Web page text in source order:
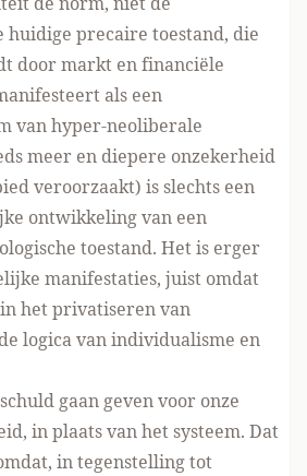
huidige precaire toestand, die
door markt en financiële
als een
van hyper-neoliberale
meer en diepere onzekerheid
veroorzaakt) is slechts een
ontwikkeling van een
toestand. Het is erger
manifestaties, juist omdat
het privatiseren van
logica van individualisme en
gaan geven voor onze
in plaats van het systeem. Dat
in tegenstelling tot